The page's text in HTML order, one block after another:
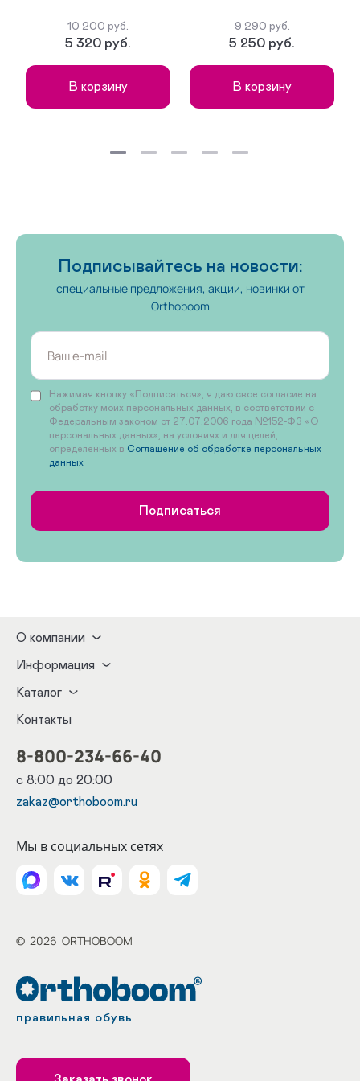
10 200 руб.
5 320 руб.
В корзину
9 290 руб.
5 250 руб.
В корзину
Подписывайтесь на новости:
специальные предложения, акции, новинки от
Orthoboom
Нажимая кнопку «Подписаться», я даю свое согласие на
обработку моих персональных данных, в соответствии с
Федеральным законом от 27.07.2006 года №152-ФЗ «О
персональных данных», на условиях и для целей,
определенных в Соглашение об обработке персональных
данных
Подписаться
О компании
Информация
Каталог
Контакты
8-800-234-66-40
с 8:00 до 20:00
zakaz@orthoboom.ru
Мы в социальных сетях
© 2026 ORTHOBOOM
правильная обувь